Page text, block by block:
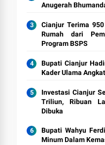
Anugerah
Cianjur Terima
Rumah dari
Program BSPS
Bupati Cianjur
Kader Ulama
Investasi Cianjur
Triliun, Ribuan
Dibuka
Bupati Wahyu
Minum Dalam